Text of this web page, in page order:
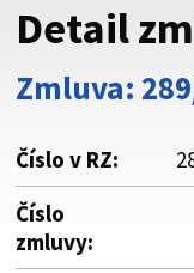
Buďte pozorní a
cez zabezpečenú
vždy začína https://
Detail
Zmluva:
Číslo v RZ:
Číslo
zmluvy: